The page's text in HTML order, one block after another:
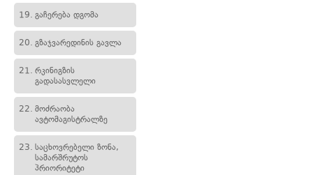
19. გაჩერება დგომა
20. გზაჯვარედინის გავლა
21. რკინიგზის
გადასასვლელი
22. მოძრაობა
ავტომაგისტრალზე
23. საცხოვრებელი ზონა,
სამარშრუტოს
პრიორიტეტი